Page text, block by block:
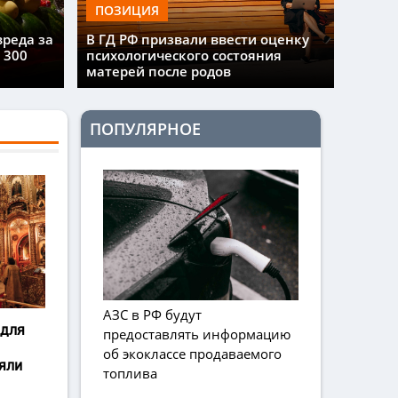
за
ПОЗИЦИЯ
В ГД РФ призвали ввести оценку
психологического состояния
матерей после родов
ПОПУЛЯРНОЕ
АЗС в РФ будут
предоставлять информацию
об экоклассе продаваемого
топлива